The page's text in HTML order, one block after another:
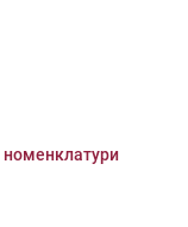
номенклатури